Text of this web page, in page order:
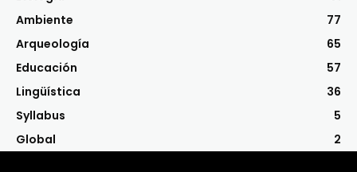
Ambiente
77
Arqueología
65
Educación
57
Lingüística
36
Syllabus
5
Global
2